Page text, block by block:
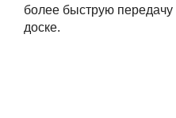
более быструю передачу
доске.